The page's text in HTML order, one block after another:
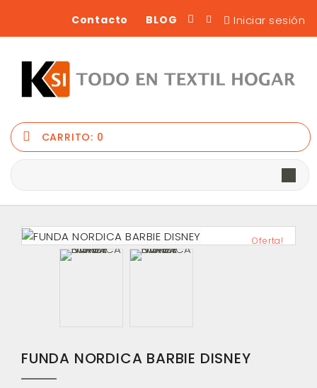
Iniciar sesión
BLOG
Contacto
CARRITO: 0
Oferta!
FUNDA NORDICA BARBIE DISNEY